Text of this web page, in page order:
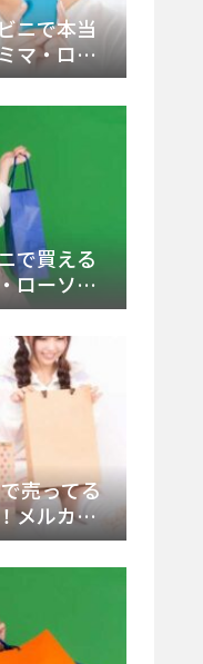
ニで本当
マ・ロー
別販売場
で買える
ローソ
定番商品
売ってる
メルカリ
と価格を